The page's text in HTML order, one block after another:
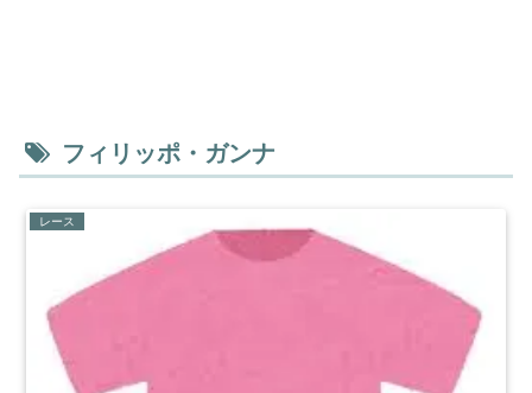
フィリッポ・ガンナ
レース